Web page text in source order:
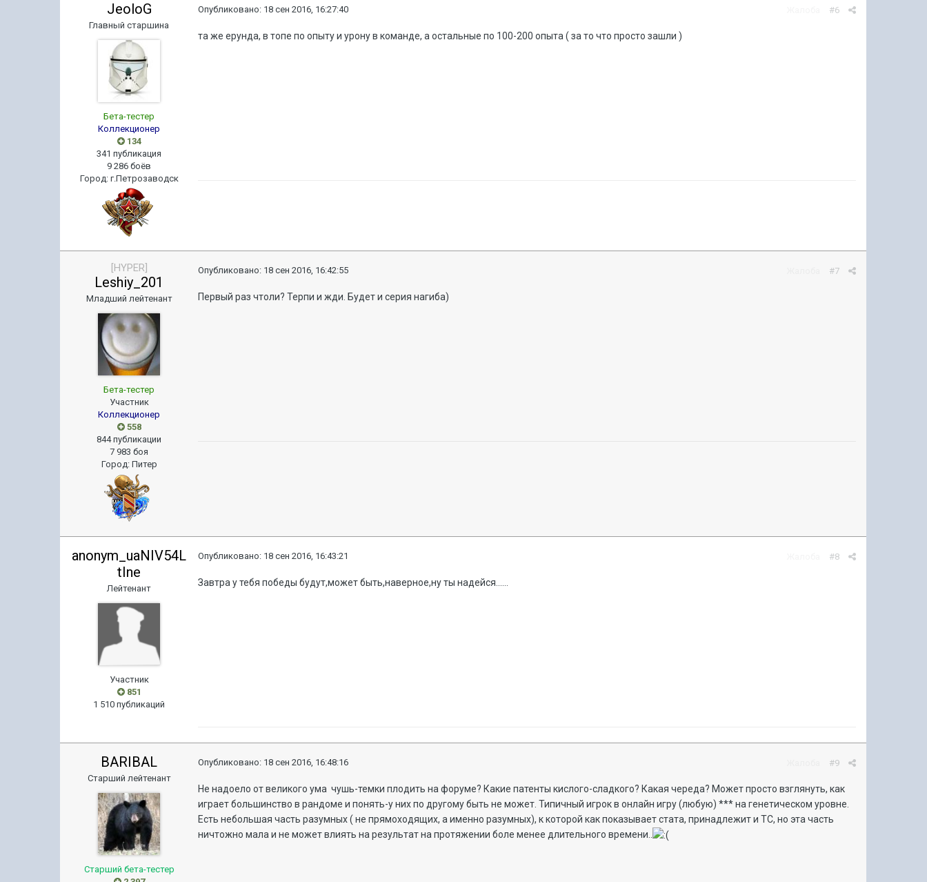
JeoloG
Главный старшина
Бета-тестер
Коллекционер
134
341 публикация
9 286 боёв
Город: г.Петрозаводск
#6
Опубликовано: 18 сен 2016, 16:27:40
та же ерунда, в топе по опыту и урону в команде, а остальные по 100-200 опыта ( за то что просто зашли )
[HYPER]
Leshiy_201
Младший лейтенант
Бета-тестер
Участник
Коллекционер
558
844 публикации
7 983 боя
Город: Питер
#7
Опубликовано: 18 сен 2016, 16:42:55
Первый раз чтоли? Терпи и жди. Будет и серия нагиба)
anonym_uaNIV54L
tIne
Лейтенант
Участник
851
1 510 публикаций
#8
Опубликовано: 18 сен 2016, 16:43:21
Завтра у тебя победы будут,может быть,наверное,ну ты надейся......
BARIBAL
Старший лейтенант
Старший бета-тестер
#9
Опубликовано: 18 сен 2016, 16:48:16
Не надоело от великого ума чушь-темки плодить на форуме? Какие патенты кислого-сладкого? Какая череда? Может просто взглянуть, как
играет большинство в рандоме и понять-у них по другому быть не может. Типичный игрок в онлайн игру (любую) *** на генетическом уровне.
Есть небольшая часть разумных ( не прямоходящих, а именно разумных), к которой как показывает стата, принадлежит и ТС, но эта часть
ничтожно мала и не может влиять на результат на протяжении боле менее длительного времени..